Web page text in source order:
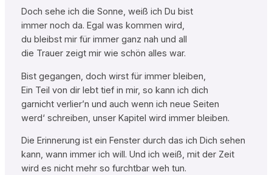
Doch sehe ich die Sonne, weiß ich Du bist
immer noch da. Egal was kommen wird,
du bleibst mir für immer ganz nah und all
die Trauer zeigt mir wie schön alles war.
Bist gegangen, doch wirst für immer bleiben,
Ein Teil von dir lebt tief in mir, so kann ich dich
garnicht verlier’n und auch wenn ich neue Seiten
werd‘ schreiben, unser Kapitel wird immer bleiben.
Die Erinnerung ist ein Fenster durch das ich Dich sehen
kann, wann immer ich will. Und ich weiß, mit der Zeit
wird es nicht mehr so furchtbar weh tun.